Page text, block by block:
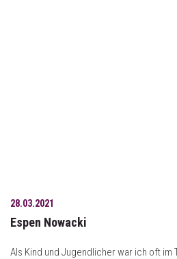
28.03.2021
Espen Nowacki
Als Kind und Jugendlicher war ich oft im